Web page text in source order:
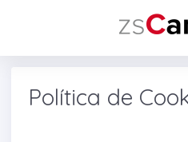
Política de